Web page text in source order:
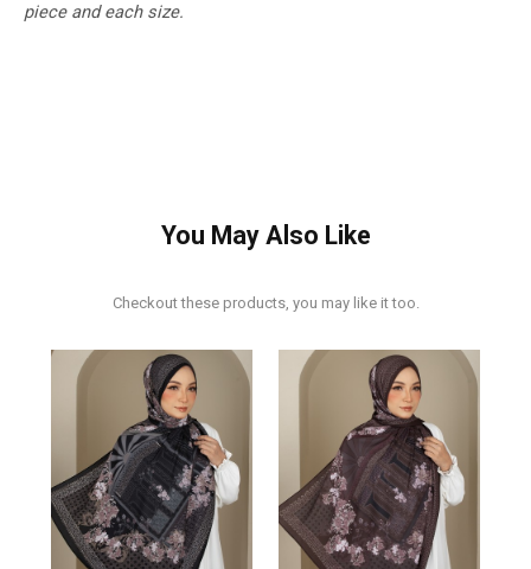
piece and each size.
You May Also Like
Checkout these products, you may like it too.